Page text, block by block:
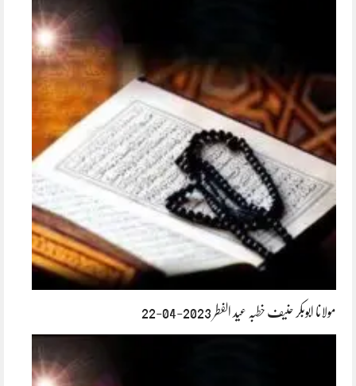
مولانا ابوبکر حنیف خطبہ عید الفطر 2023-04-22